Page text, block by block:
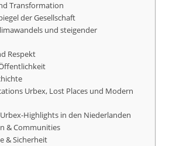
Transformation
der Gesellschaft
und steigender
Respekt
Urbex, Lost Places und Modern
Highlights in den Niederlanden
& Communities
& Sicherheit